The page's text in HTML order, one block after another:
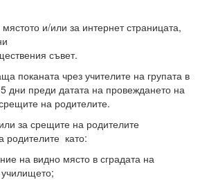
и/или за интернет страницата,
съвет.
поканата чрез учителите на групата в
дни преди датата на провеждането на
на родителите.
за срещите на родителите
родителите като:
на видно място в сградата на
училището;